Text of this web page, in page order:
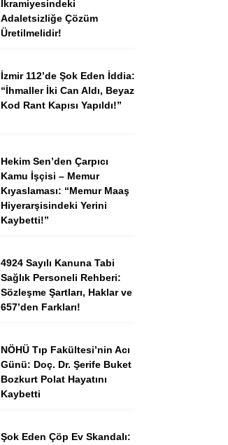
İkramiyesindeki
Adaletsizliğe Çözüm
Üretilmelidir!
İzmir 112’de Şok Eden İddia:
“İhmaller İki Can Aldı, Beyaz
Kod Rant Kapısı Yapıldı!”
Hekim Sen’den Çarpıcı
Kamu İşçisi – Memur
Kıyaslaması: “Memur Maaş
Hiyerarşisindeki Yerini
Kaybetti!”
4924 Sayılı Kanuna Tabi
Sağlık Personeli Rehberi:
Sözleşme Şartları, Haklar ve
657’den Farkları!
NÖHÜ Tıp Fakültesi’nin Acı
Günü: Doç. Dr. Şerife Buket
Bozkurt Polat Hayatını
Kaybetti
Şok Eden Çöp Ev Skandalı: